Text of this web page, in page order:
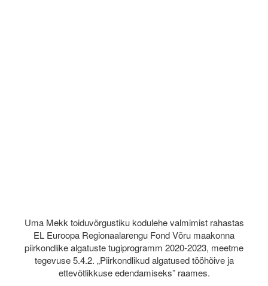
Uma Mekk toiduvõrgustiku kodulehe valmimist rahastas
EL Euroopa Regionaalarengu Fond Võru maakonna
piirkondlike algatuste tugiprogramm 2020-2023, meetme
tegevuse 5.4.2. „Piirkondlikud algatused tööhõive ja
ettevõtlikkuse edendamiseks” raames.